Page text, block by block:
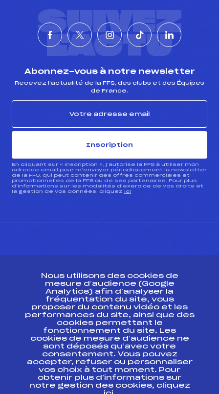
SUIVEZ
L'ACTU
Abonnez-vous à notre newsletter
Recevez l’actualité de la FFS, des clubs et des Équipes
de France.
Inscription
En cliquant sur « inscription », j’autorise la FFS à utiliser mon
adresse email pour m’envoyer périodiquement la newsletter
de la FFS, qui peut contenir des offres commerciales et
promotionnelles de la FFS ou de ses partenaires. Pour plus
d’informations sur les modalités d’exercice de vos droits et
la gestion de vos données, cliquez ici
Ressources
Pass’Neige
Projet sportif fédéral
Projet de performance fédéral
Antidopage
Pôle Développement, Formation, Suivi
Scientifique
Listes ministérielles
Pôle vie de l’athlète
Nous utilisons des cookies de
mesure d’audience (Google
Analytics) afin d’analyser la
fréquentation du site, vous
proposer du contenu vidéo et les
performances du site, ainsi que des
cookies permettant le
fonctionnement du site. Les
cookies de mesure d’audience ne
sont déposés qu’avec votre
consentement. Vous pouvez
accepter, refuser ou personnaliser
vos choix à tout moment. Pour
obtenir plus d'informations sur
notre gestion des cookies, cliquez